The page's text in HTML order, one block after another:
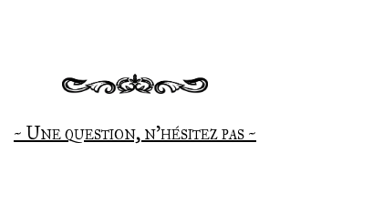
~ Une question, n’hésitez pas ~